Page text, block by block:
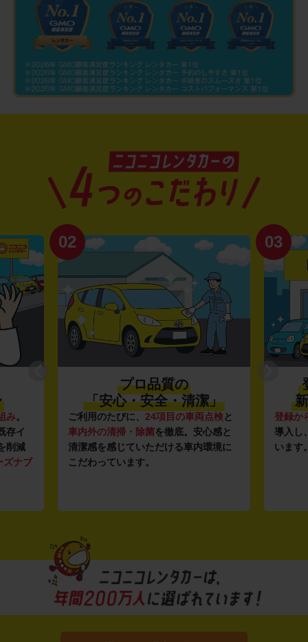
み。
存イ
削減
ズナブ
02
プロ品質の
「安心・安全・清潔」
ご利用のたびに、 24項目の車両点検と
車内外の清掃・除菌を徹底。安心感と
清潔感を感じていただける車内環境に
こだわっています。
03
登録か
導入し
います